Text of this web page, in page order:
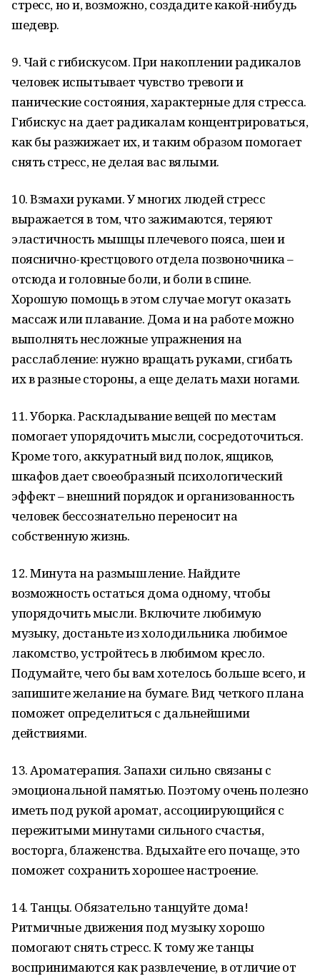
стресс, но и, возможно, создадите какой-нибудь
шедевр.
9. Чай с гибискусом. При накоплении радикалов
человек испытывает чувство тревоги и
панические состояния, характерные для стресса.
Гибискус на дает радикалам концентрироваться,
как бы разжижает их, и таким образом помогает
снять стресс, не делая вас вялыми.
10. Взмахи руками. У многих людей стресс
выражается в том, что зажимаются, теряют
эластичность мышцы плечевого пояса, шеи и
пояснично-крестцового отдела позвоночника –
отсюда и головные боли, и боли в спине.
Хорошую помощь в этом случае могут оказать
массаж или плавание. Дома и на работе можно
выполнять несложные упражнения на
расслабление: нужно вращать руками, сгибать
их в разные стороны, а еще делать махи ногами.
11. Уборка. Раскладывание вещей по местам
помогает упорядочить мысли, сосредоточиться.
Кроме того, аккуратный вид полок, ящиков,
шкафов дает своеобразный психологический
эффект – внешний порядок и организованность
человек бессознательно переносит на
собственную жизнь.
12. Минута на размышление. Найдите
возможность остаться дома одному, чтобы
упорядочить мысли. Включите любимую
музыку, достаньте из холодильника любимое
лакомство, устройтесь в любимом кресло.
Подумайте, чего бы вам хотелось больше всего, и
запишите желание на бумаге. Вид четкого плана
поможет определиться с дальнейшими
действиями.
13. Ароматерапия. Запахи сильно связаны с
эмоциональной памятью. Поэтому очень полезно
иметь под рукой аромат, ассоциирующийся с
пережитыми минутами сильного счастья,
восторга, блаженства. Вдыхайте его почаще, это
поможет сохранить хорошее настроение.
14. Танцы. Обязательно танцуйте дома!
Ритмичные движения под музыку хорошо
помогают снять стресс. К тому же танцы
воспринимаются как развлечение, в отличие от